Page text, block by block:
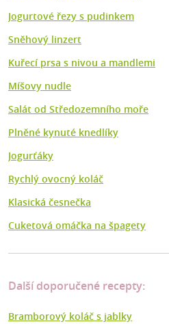
Jogurtové řezy s pudinkem
Sněhový linzert
Kuřecí prsa s nivou a mandlemi
Míšovy nudle
Salát od Středozemního moře
Plněné kynuté knedlíky
Jogurťáky
Rychlý ovocný koláč
Klasická česnečka
Cuketová omáčka na špagety
Další doporučené recepty:
Bramborový koláč s jablky